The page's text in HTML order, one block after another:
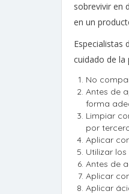
sobrevivir en
en un
Especialistas
cuidado de la
No
Antes de
forma
Limpiar
por
Aplicar
Utilizar
Antes de
Aplicar
Aplicar